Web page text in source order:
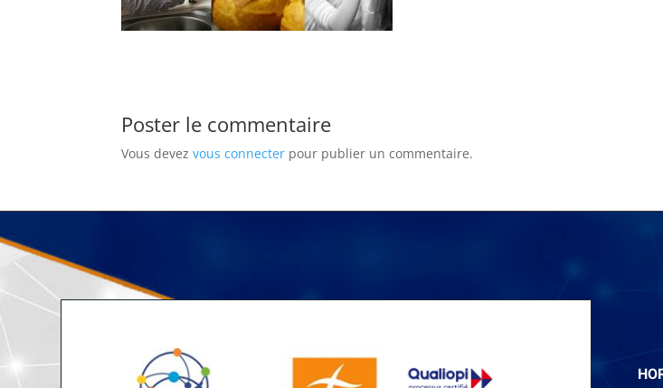
Poster le commentaire
Vous devezvous connecter pour publier un commentaire.